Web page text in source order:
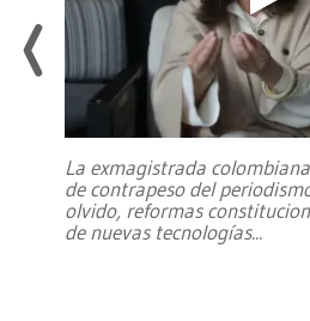
La exmagistrada
de contrapeso del
olvido, reformas
de nuevas tecnologías...